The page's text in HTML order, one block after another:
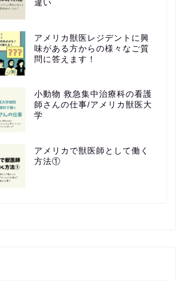
違い
アメリカ獣医レジデントに興
味がある方からの様々なご質
問に答えます！
小動物 救急集中治療科の看護
師さんの仕事/アメリカ獣医大
学
アメリカで獣医師として働く
方法①